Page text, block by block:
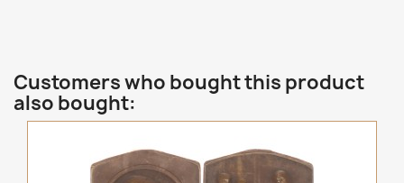
Customers who bought this product
also bought: